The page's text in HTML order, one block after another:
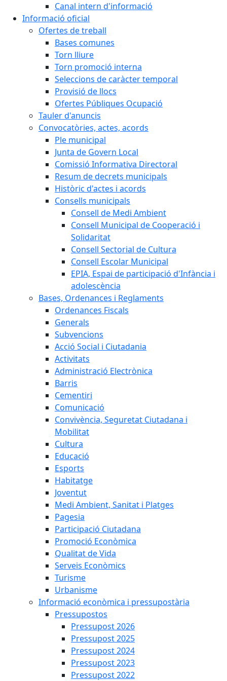
Canal intern d'informació
Informació oficial
Ofertes de treball
Bases comunes
Torn lliure
Torn promoció interna
Seleccions de caràcter temporal
Provisió de llocs
Ofertes Públiques Ocupació
Tauler d'anuncis
Convocatòries, actes, acords
Ple municipal
Junta de Govern Local
Comissió Informativa Directoral
Resum de decrets municipals
Històric d'actes i acords
Consells municipals
Consell de Medi Ambient
Consell Municipal de Cooperació i
Solidaritat
Consell Sectorial de Cultura
Consell Escolar Municipal
EPIA, Espai de participació d'Infància i
adolescència
Bases, Ordenances i Reglaments
Ordenances Fiscals
Generals
Subvencions
Acció Social i Ciutadania
Activitats
Administració Electrònica
Barris
Cementiri
Comunicació
Convivència, Seguretat Ciutadana i
Mobilitat
Cultura
Educació
Esports
Habitatge
Joventut
Medi Ambient, Sanitat i Platges
Pagesia
Participació Ciutadana
Promoció Econòmica
Qualitat de Vida
Serveis Econòmics
Turisme
Urbanisme
Informació econòmica i pressupostària
Pressupostos
Pressupost 2026
Pressupost 2025
Pressupost 2024
Pressupost 2023
Pressupost 2022